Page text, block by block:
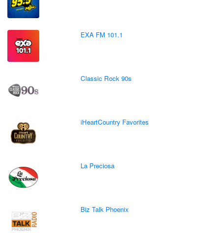
EXA FM 101.1
Classic Rock 90s
iHeartCountry Favorites
La Preciosa
Biz Talk Phoenix